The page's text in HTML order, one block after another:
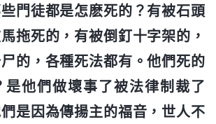
門徒都是怎麽死的？有被石頭
拖死的，有被倒釘十字架的，
的，各種死法都有。他們死的
是他們做壞事了被法律制裁了
是因為傳揚主的福音，世人不